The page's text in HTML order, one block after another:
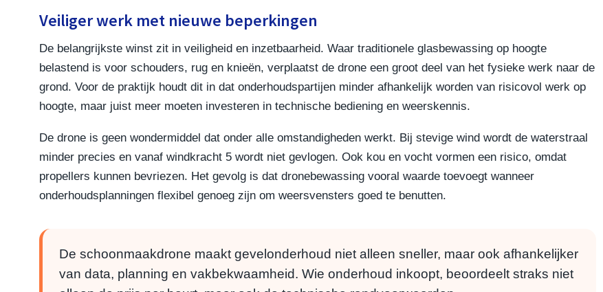
Veiliger werk met nieuwe beperkingen
De belangrijkste winst zit in veiligheid en inzetbaarheid. Waar traditionele glasbewassing op hoogte
belastend is voor schouders, rug en knieën, verplaatst de drone een groot deel van het fysieke werk naar de
grond. Voor de praktijk houdt dit in dat onderhoudspartijen minder afhankelijk worden van risicovol werk op
hoogte, maar juist meer moeten investeren in technische bediening en weerskennis.
De drone is geen wondermiddel dat onder alle omstandigheden werkt. Bij stevige wind wordt de waterstraal
minder precies en vanaf windkracht 5 wordt niet gevlogen. Ook kou en vocht vormen een risico, omdat
propellers kunnen bevriezen. Het gevolg is dat dronebewassing vooral waarde toevoegt wanneer
onderhoudsplanningen flexibel genoeg zijn om weersvensters goed te benutten.
De schoonmaakdrone maakt gevelonderhoud niet alleen sneller, maar ook afhankelijker
van data, planning en vakbekwaamheid. Wie onderhoud inkoopt, beoordeelt straks niet